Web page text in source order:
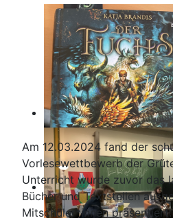
Am 12.03.2024 fand der
Vorlesewettbewerb der
Unterricht wurde zuvor das
Bücher und Textstellen
Mitschüler*innen präsentiert.